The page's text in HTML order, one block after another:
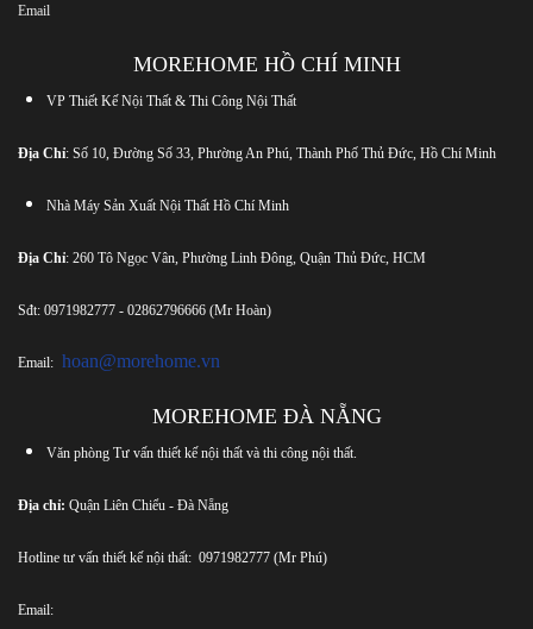
Email
MOREHOME HỒ CHÍ MINH
VP Thiết Kế Nội Thất & Thi Công Nội Thất
Địa Chỉ: Số 10, Đường Số 33, Phường An Phú, Thành Phố Thủ Đức, Hồ Chí Minh
Nhà Máy Sản Xuất Nội Thất Hồ Chí Minh
Địa Chỉ: 260 Tô Ngọc Vân, Phường Linh Đông, Quận Thủ Đức, HCM
Sđt: 0971982777 - 02862796666 (Mr Hoàn)
Email: hoan@morehome.vn
MOREHOME ĐÀ NẴNG
Văn phòng Tư vấn thiết kế nội thất và thi công nội thất.
Địa chỉ: Quận Liên Chiểu - Đà Nẵng
Hotline tư vấn thiết kế nội thất: 0971982777 (Mr Phú)
Email: